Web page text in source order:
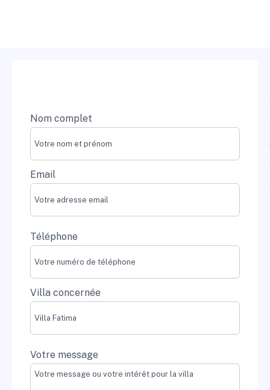
Nom complet
Email
Téléphone
Villa concernée
Votre message